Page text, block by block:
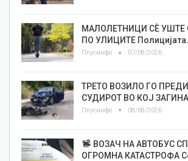
МАЛОЛЕТНИЦИ СÈ УШТЕ
ПО УЛИЦИТЕ
Плусинфо 07/08/2026
ТРЕТО ВОЗИЛО ГО
СУДИРОТ ВО КОЈ
Плусинфо 08/08/2026
ВОЗАЧ НА АВТОБУС
ОГРОМНА КАТАСТРОФА